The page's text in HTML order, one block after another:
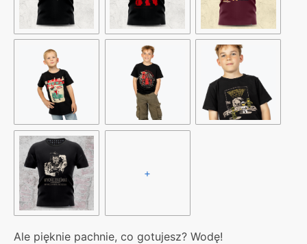
+
Ale pięknie pachnie, co gotujesz? Wodę!